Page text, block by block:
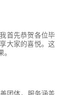
首先恭贺各位毕
大家的喜悦。这